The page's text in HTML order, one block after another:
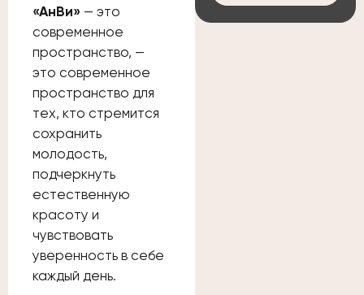
«АнВи» — это
современное
пространство, —
это современное
пространство для
тех, кто стремится
сохранить
молодость,
подчеркнуть
естественную
красоту и
чувствовать
уверенность в себе
каждый день.